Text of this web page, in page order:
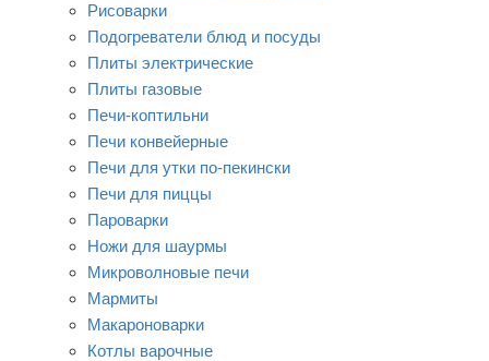
Рисоварки
Подогреватели блюд и посуды
Плиты электрические
Плиты газовые
Печи-коптильни
Печи конвейерные
Печи для утки по-пекински
Печи для пиццы
Пароварки
Ножи для шаурмы
Микроволновые печи
Мармиты
Макароноварки
Котлы варочные